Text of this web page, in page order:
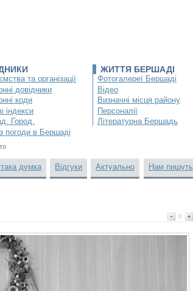
та організації
довідники
коди
індекси
Город.
погоди в Бершаді
ЖИТТЯ БЕРШАДІ
Фотогалереї Бершаді
Відео
Визначні місця району
Персоналії
Літературна Бершадь
думка Відгуки Актуально Нам пишуть
0